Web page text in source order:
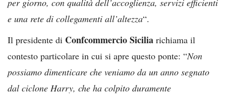
per giorno, con qualità dell’accoglienza, servizi efficienti
e una rete di collegamenti all’altezza“.
Il presidente di Confcommercio Sicilia richiama il
contesto particolare in cui si apre questo ponte: “Non
possiamo dimenticare che veniamo da un anno segnato
dal ciclone Harry, che ha colpito duramente